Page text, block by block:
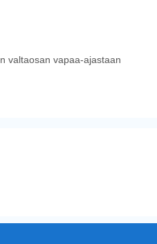
valtaosan vapaa-ajastaan